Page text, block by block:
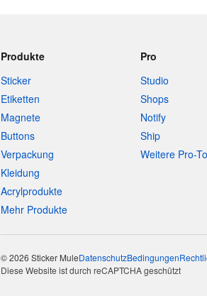
Produkte
Sticker
Etiketten
Magnete
Buttons
Verpackung
Kleidung
Acrylprodukte
Mehr Produkte
Pro
Studio
Shops
Notify
Ship
Weitere Pro-
© 2026 Sticker MuleDatenschutzBedingungen
Diese Website ist durch reCAPTCHA geschützt